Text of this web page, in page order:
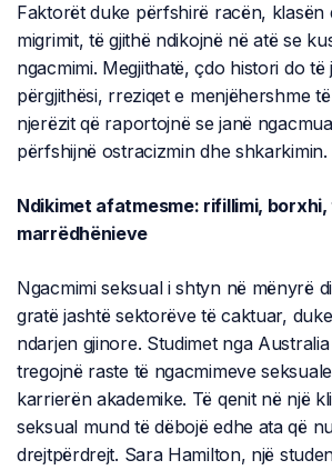
Faktorët duke përfshirë racën, klasën
migrimit, të gjithë ndikojnë në atë se
ngacmimi. Megjithatë, çdo histori do të
përgjithësi, rreziqet e menjëhershme
njerëzit që raportojnë se janë
përfshijnë ostracizmin dhe shkarkimin.
Ndikimet afatmesme: rifillimi,
marrëdhënieve
Ngacmimi seksual i shtyn në mënyrë
gratë jashtë sektorëve të caktuar,
ndarjen gjinore. Studimet nga
tregojnë raste të ngacmimeve
karrierën akademike. Të qenit në një
seksual mund të dëbojë edhe ata që
drejtpërdrejt. Sara Hamilton, një